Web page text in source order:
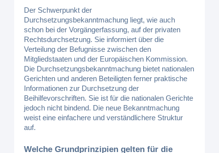
Der Schwerpunkt der
Durchsetzungsbekanntmachung liegt, wie auch
schon bei der Vorgängerfassung, auf der privaten
Rechtsdurchsetzung. Sie informiert über die
Verteilung der Befugnisse zwischen den
Mitgliedstaaten und der Europäischen Kommission.
Die Durchsetzungsbekanntmachung bietet nationalen
Gerichten und anderen Beteiligten ferner praktische
Informationen zur Durchsetzung der
Beihilfevorschriften. Sie ist für die nationalen Gerichte
jedoch nicht bindend. Die neue Bekanntmachung
weist eine einfachere und verständlichere Struktur
auf.
Welche Grundprinzipien gelten für die